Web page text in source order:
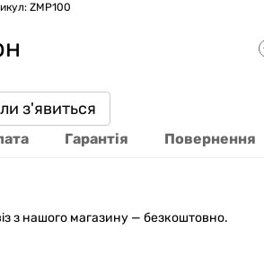
ZMP100
з'явиться
Гарантія Повернення
з нашого магазину — безкоштовно.